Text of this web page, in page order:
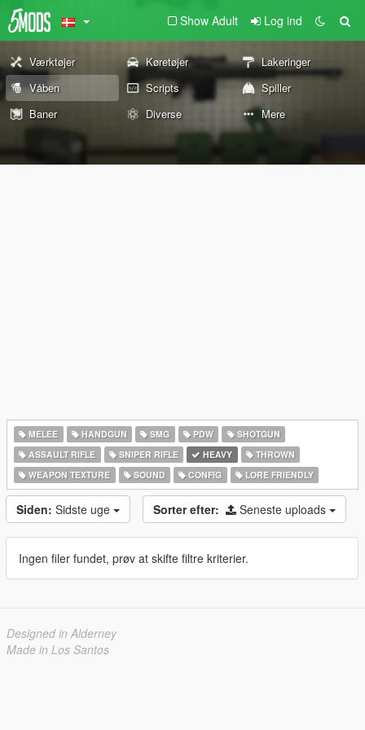
Show Adult Log ind
Værktøjer Køretøjer
Lakeringer
Våben
Scripts
Spiller
Baner
Diverse Mere
MELEE HANDGUN SMG PDW
SHOTGUN
ASSAULT RIFLE
SNIPER RIFLE HEAVY
THROWN
WEAPON TEXTURE
SOUND CONFIG LORE FRIENDLY
Siden: Sidste uge Sorter efter: Seneste uploads
Ingen filer fundet, prøv at skifte filtre kriterier.
Designed in Alderney
Made in Los Santos